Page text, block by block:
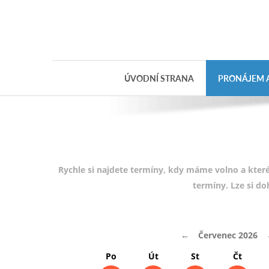
ÚVODNÍ STRANA PRONÁJEM
Rychle si najdete termíny, kdy máme volno a
termíny. Lze si
← Červenec 2026
Po
Út St Čt
poukazu